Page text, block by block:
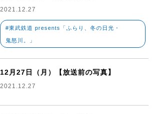
2021.12.27
#東武鉄道 presents「ふらり、冬の日光・
鬼怒川。」
12月27日（月）【放送前の写真】
2021.12.27